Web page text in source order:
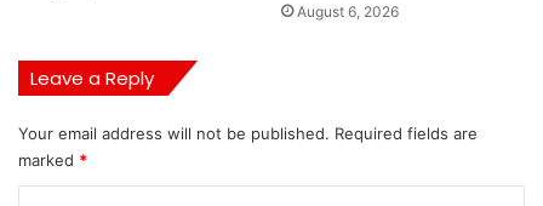
August 6, 2026
Leave a Reply
Your email address will not be published. Required fields are
marked *